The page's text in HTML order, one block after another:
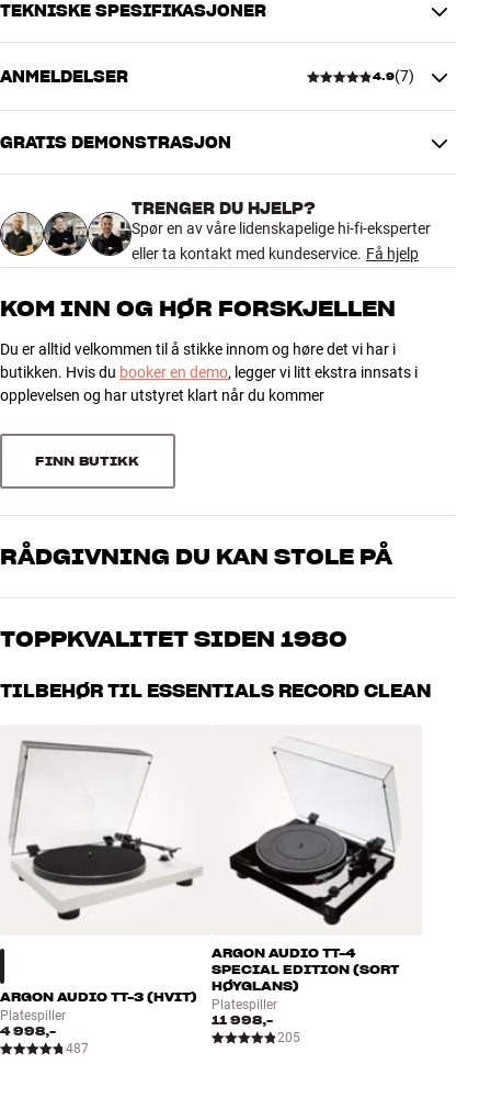
TEKNISKE SPESIFIKASJONER
DIMENSJONER OG DESIGN
Farge
Hvit
Vekt produkt (kg)
0,23
Mål (emballasje)
dybde)
GENERELLE EGENSKAPER
Rensevæske til vinylplater*
Klut følger med
* Skal ikke brukes til lakkplater (78rpm)
ANMELDELSER 4.9(7)
4.9
7 anmeldelser
3
2
Sorter
GRATIS DEMONSTRASJON
TRENGER DU HJELP?
Spør en av våre lidenskapelige hi-fi-eksperter
eller ta kontakt med kundeservice. Få hjelp
KOM INN OG HØR FORSKJELLEN
Du er alltid velkommen til å stikke innom og høre det vi har i
butikken. Hvis du booker en demo, legger vi litt ekstra innsats i
opplevelsen og har utstyret klart når du kommer
FINN BUTIKK
RÅDGIVNING DU KAN STOLE PÅ
Våre medarbeidere er ekte entusiaster som kjenner produktene og
Fortell oss hva du drømmer om, så finner vi løsningen som passer
TOPPKVALITET SIDEN 1980
Alle HiFi Klubbens produkter for musikk, hjemmekino og TV er
håndplukket kvalitet som er laget for å vare i mange år. Det er bra
TILBEHØR TIL ESSENTIALS RECORD CLEAN
ARGON AUDIO TT-3 (HVIT)
Platespiller
4 998,-
487
ARGON AUDIO TT-4
SPECIAL EDITION (SORT
HØYGLANS)
Platespiller
11 998,-
205